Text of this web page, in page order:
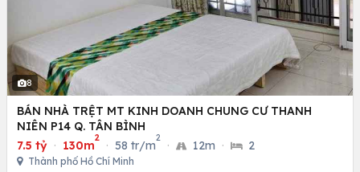
8
BÁN NHÀ TRỆT MT KINH DOANH CHUNG CƯ THANH
NIÊN P14 Q. TÂN BÌNH
7.5 tỷ · 130m
2
· 58 tr/m
2
· 12m · 2
Thành phố Hồ Chí Minh